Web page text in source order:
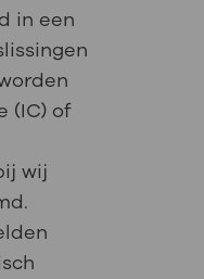
in een
(IC) of
wij